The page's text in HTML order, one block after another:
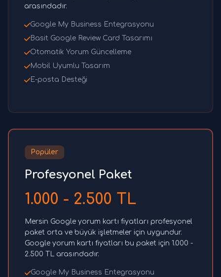
arasındadır.
Google My Business Entegrasyonu
Basit Google Review Card Tasarımı
Otomatik Yorum Güncelleme
Mobil Uyumlu Tasarım
E-posta Desteği
Popüler
Profesyonel Paket
1.000 - 2.500 TL
Mersin Google yorum kartı fiyatları profesyonel
paket orta ve büyük işletmeler için uygundur.
Google yorum kartı fiyatları bu paket için 1.000 -
2.500 TL arasındadır.
Google My Business Entegrasyonu